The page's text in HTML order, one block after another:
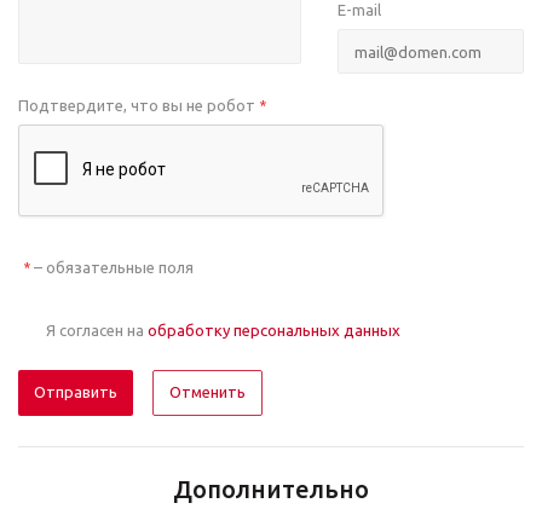
E-mail
Подтвердите, что вы не робот *
* – обязательные поля
Я согласен на обработку персональных данных
Отменить
Дополнительно